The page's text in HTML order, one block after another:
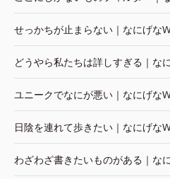
せっかちが止まらない｜なにげな
どうやら私たちは詳しすぎる｜な
ユニークでなにが悪い｜なにげな
日陰を連れて歩きたい｜なにげな
わざわざ書きたいものがある｜な